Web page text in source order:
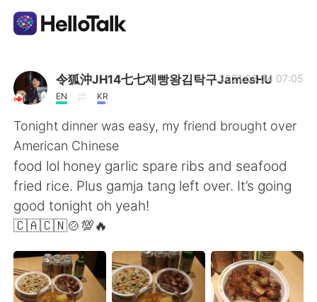
แอปแลกเปลี่ยนทางภาษา
AI Grammar Checker
ไทย
English 简体中文
繁體中文 Español
العربية Français
令狐沖JH14七七제빵왕김탁구JamesHU
EN KR
2021.03.04 07:05
Tonight dinner was easy, my friend brought over
American Chinese
food lol honey garlic spare ribs and seafood
fried rice. Plus gamja tang left over. It’s going
good tonight oh yeah!
🇨🇦🇨🇳🍲💯🔥